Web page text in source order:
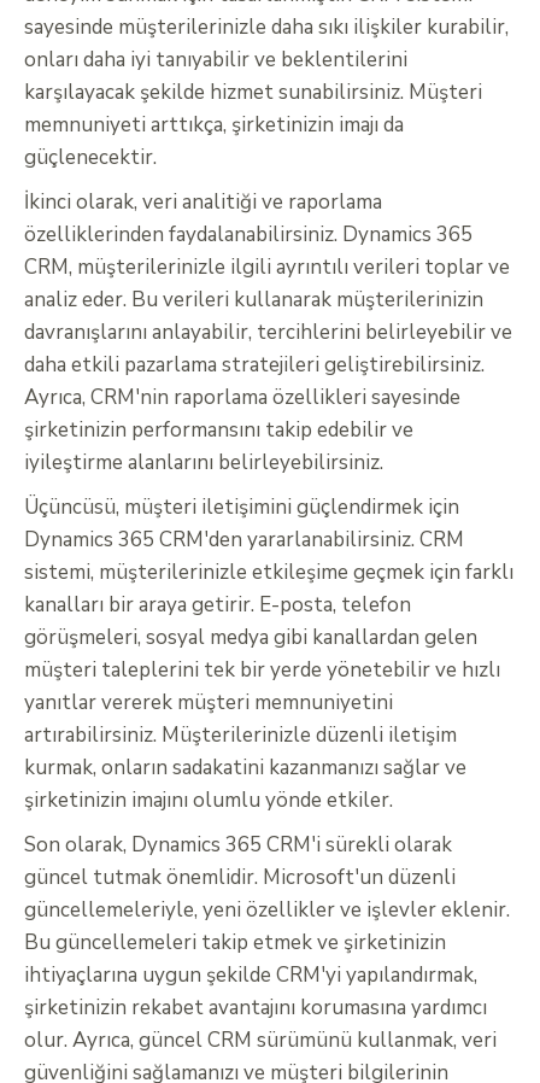
sayesinde müşterilerinizle daha sıkı ilişkiler kurabilir,
onları daha iyi tanıyabilir ve beklentilerini
karşılayacak şekilde hizmet sunabilirsiniz. Müşteri
memnuniyeti arttıkça, şirketinizin imajı da
güçlenecektir.
İkinci olarak, veri analitiği ve raporlama
özelliklerinden faydalanabilirsiniz. Dynamics 365
CRM, müşterilerinizle ilgili ayrıntılı verileri toplar ve
analiz eder. Bu verileri kullanarak müşterilerinizin
davranışlarını anlayabilir, tercihlerini belirleyebilir ve
daha etkili pazarlama stratejileri geliştirebilirsiniz.
Ayrıca, CRM'nin raporlama özellikleri sayesinde
şirketinizin performansını takip edebilir ve
iyileştirme alanlarını belirleyebilirsiniz.
Üçüncüsü, müşteri iletişimini güçlendirmek için
Dynamics 365 CRM'den yararlanabilirsiniz. CRM
sistemi, müşterilerinizle etkileşime geçmek için farklı
kanalları bir araya getirir. E-posta, telefon
görüşmeleri, sosyal medya gibi kanallardan gelen
müşteri taleplerini tek bir yerde yönetebilir ve hızlı
yanıtlar vererek müşteri memnuniyetini
artırabilirsiniz. Müşterilerinizle düzenli iletişim
kurmak, onların sadakatini kazanmanızı sağlar ve
şirketinizin imajını olumlu yönde etkiler.
Son olarak, Dynamics 365 CRM'i sürekli olarak
güncel tutmak önemlidir. Microsoft'un düzenli
güncellemeleriyle, yeni özellikler ve işlevler eklenir.
Bu güncellemeleri takip etmek ve şirketinizin
ihtiyaçlarına uygun şekilde CRM'yi yapılandırmak,
şirketinizin rekabet avantajını korumasına yardımcı
olur. Ayrıca, güncel CRM sürümünü kullanmak, veri
güvenliğini sağlamanızı ve müşteri bilgilerinin